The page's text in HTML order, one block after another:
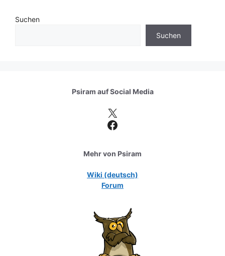
Suchen
Suchen
Psiram aufSocial Media
X
Facebook
Mehr von Psiram
Wiki (deutsch)
Forum